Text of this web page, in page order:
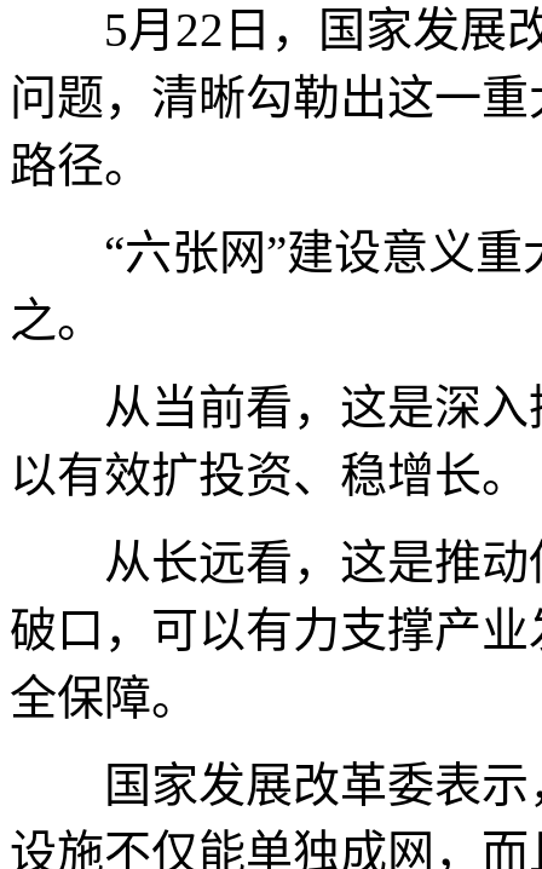
5月22日，国家发展改
问题，清晰勾勒出这一
路径。
“六张网”建设意义重
之。
从当前看，这是深入
以有效扩投资、稳增长。
从长远看，这是推动
破口，可以有力支撑产
全保障。
国家发展改革委表示
设施不仅能单独成网，